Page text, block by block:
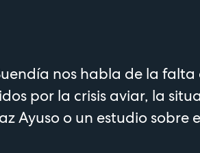
nos habla de la falta
por la crisis aviar, la
Ayuso o un estudio sobre